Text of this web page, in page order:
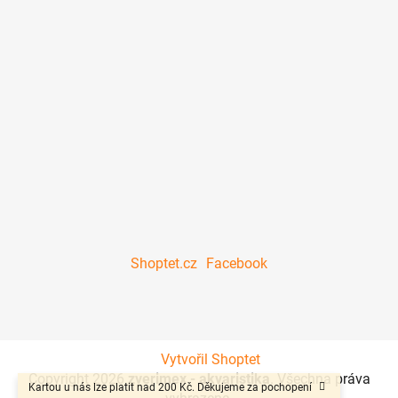
Kartou u nás lze platit nad 200 Kč. Děkujeme za pochopení
Shoptet.cz Facebook
Vytvořil Shoptet
Copyright 2026zverimex - akvaristika. Všechna práva